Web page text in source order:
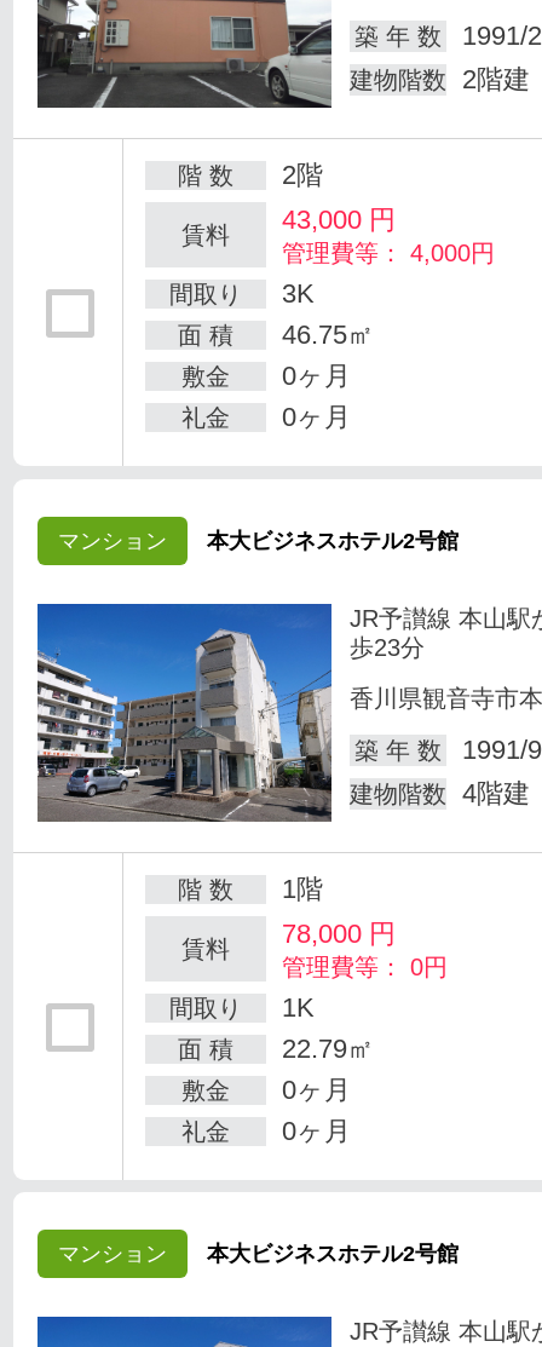
築 年 数
1991/
建物階数 2階建
階 数 2階
賃料 43,000 円
管理費等： 4,000円
間取り
3K
面 積 46.75㎡
敷金 0ヶ月
礼金 0ヶ月
マンション 本大ビジネスホテル2号館
JR予讃線 本山駅
歩23分
香川県観音寺市
築 年 数
1991/
建物階数 4階建
階 数 1階
賃料 78,000 円
管理費等： 0円
間取り
1K
面 積 22.79㎡
敷金 0ヶ月
礼金 0ヶ月
マンション 本大ビジネスホテル2号館
JR予讃線 本山駅